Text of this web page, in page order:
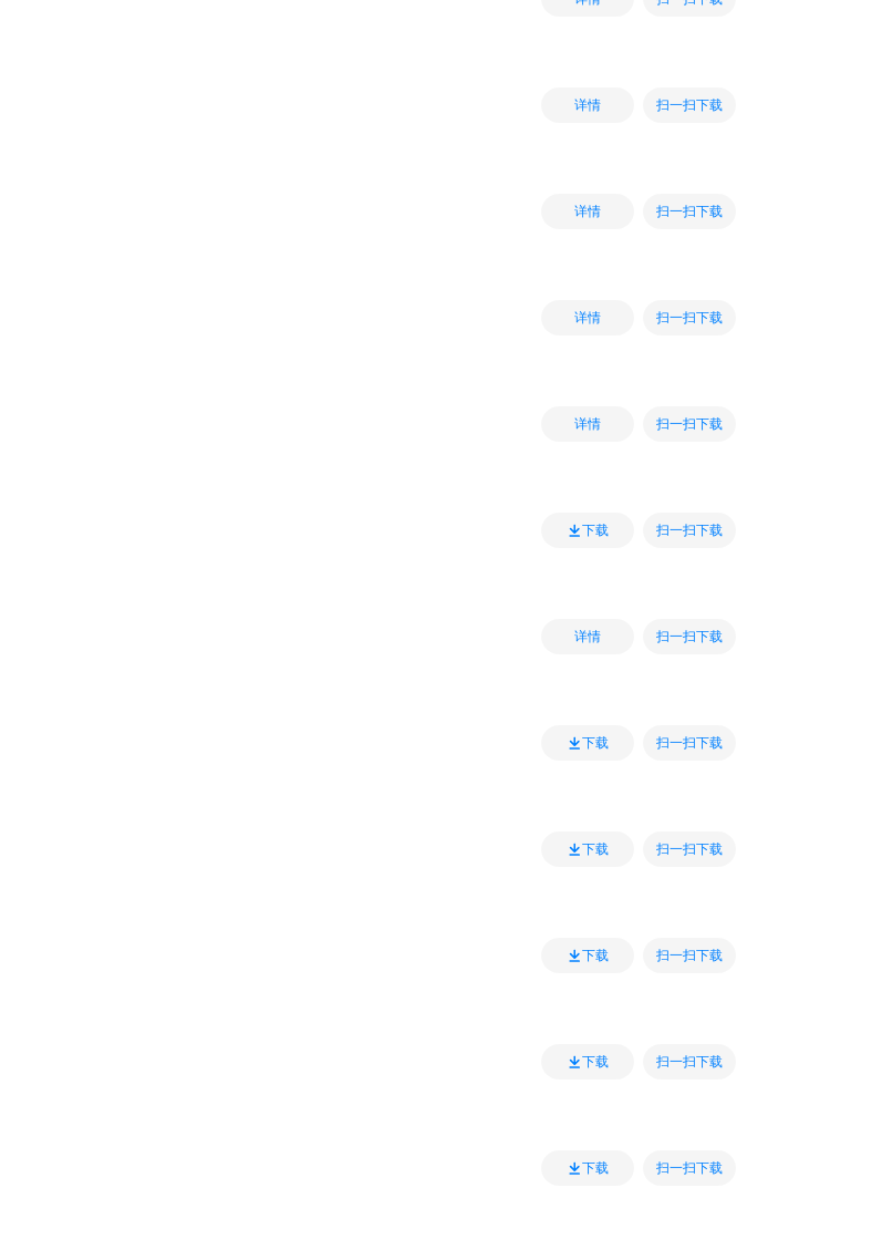
详情 扫一扫下载
详情 扫一扫下载
详情 扫一扫下载
详情 扫一扫下载
下载 扫一扫下载
详情 扫一扫下载
下载 扫一扫下载
下载 扫一扫下载
下载 扫一扫下载
下载 扫一扫下载
下载 扫一扫下载